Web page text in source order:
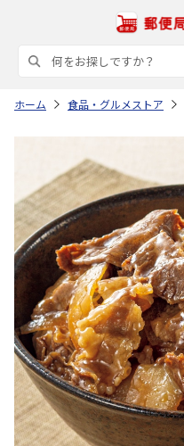
ホーム 食品・グルメストア